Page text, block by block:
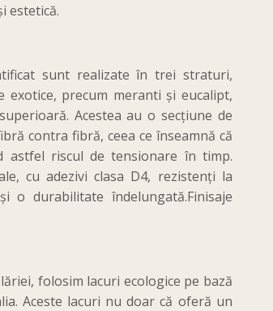
estetică.
sunt realizate în trei straturi,
precum meranti și eucalipt,
Acestea au o secțiune de
contra fibră, ceea ce înseamnă că
astfel riscul de tensionare în timp.
cu adezivi clasa D4, rezistenți la
o durabilitate îndelungată.Finisaje
folosim lacuri ecologice pe bază
Aceste lacuri nu doar că oferă un